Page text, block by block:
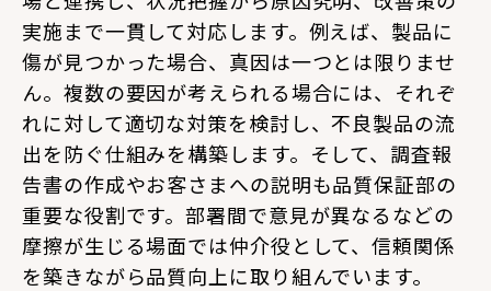
実施まで一貫して対応します。例えば、製品に
傷が見つかった場合、真因は一つとは限りませ
ん。複数の要因が考えられる場合には、それぞ
れに対して適切な対策を検討し、不良製品の流
出を防ぐ仕組みを構築します。そして、調査報
告書の作成やお客さまへの説明も品質保証部の
重要な役割です。部署間で意見が異なるなどの
摩擦が生じる場面では仲介役として、信頼関係
を築きながら品質向上に取り組んでいます。